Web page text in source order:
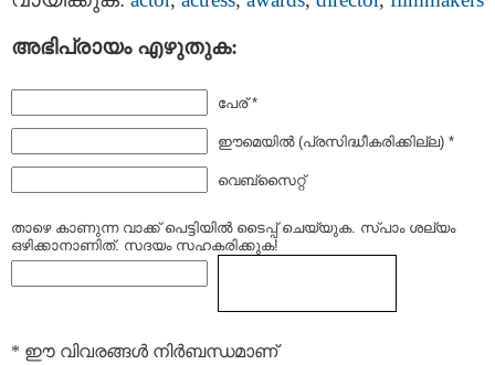
അഭിപ്രായം എഴുതുക:
പേര് *
ഈമെയില്‍ (പ്രസിദ്ധീകരിക്കില്ല) *
വെബ്സൈറ്റ്
താഴെ കാണുന്ന വാക്ക് പെട്ടിയില്‍ ടൈപ്പ്‌ ചെയ്യുക. സ്പാം ശല്യം
ഒഴിക്കാനാണിത്. സദയം സഹകരിക്കുക!
* ഈ വിവരങ്ങള്‍ നിര്‍ബന്ധമാണ്